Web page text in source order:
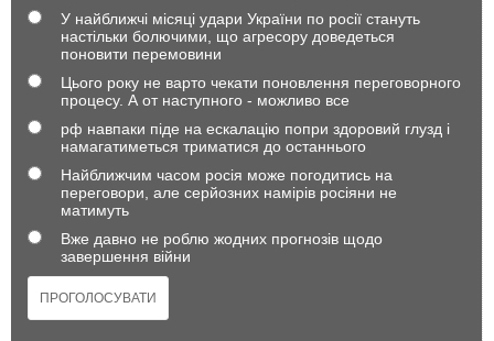
У найближчі місяці удари України по росії стануть
настільки болючими, що агресору доведеться
поновити перемовини
Цього року не варто чекати поновлення переговорного
процесу. А от наступного - можливо все
рф навпаки піде на ескалацію попри здоровий глузд і
намагатиметься триматися до останнього
Найближчим часом росія може погодитись на
переговори, але серйозних намірів росіяни не
матимуть
Вже давно не роблю жодних прогнозів щодо
завершення війни